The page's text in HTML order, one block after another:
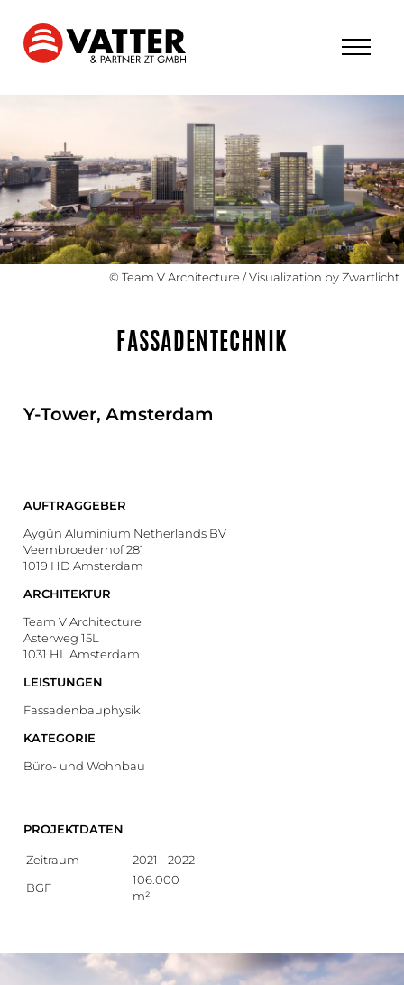
© Team V Architecture / Visualization by Zwartlicht
FASSADENTECHNIK
Y-Tower, Amsterdam
AUFTRAGGEBER
Aygün Aluminium Netherlands BV
Veembroederhof 281
1019 HD Amsterdam
ARCHITEKTUR
Team V Architecture
Asterweg 15L
1031 HL Amsterdam
LEISTUNGEN
Fassadenbauphysik
KATEGORIE
Büro- und Wohnbau
PROJEKTDATEN
Zeitraum
2021 - 2022
BGF
106.000
m²